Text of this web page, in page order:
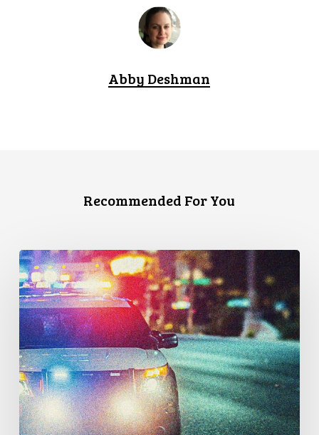
Abby Deshman
Recommended For You
Appels
en
faveur
d’une
commission
d’enquête
publique
sur
le
racisme